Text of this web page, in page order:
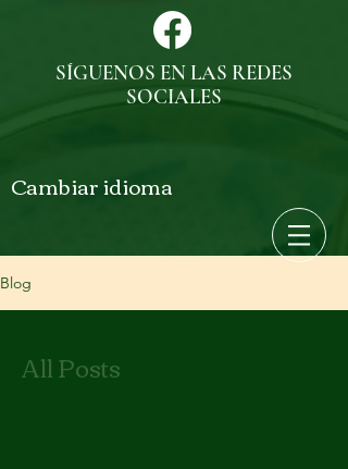
SÍGUENOS EN LAS REDES
SOCIALES
Cambiar idioma
Blog
All Posts